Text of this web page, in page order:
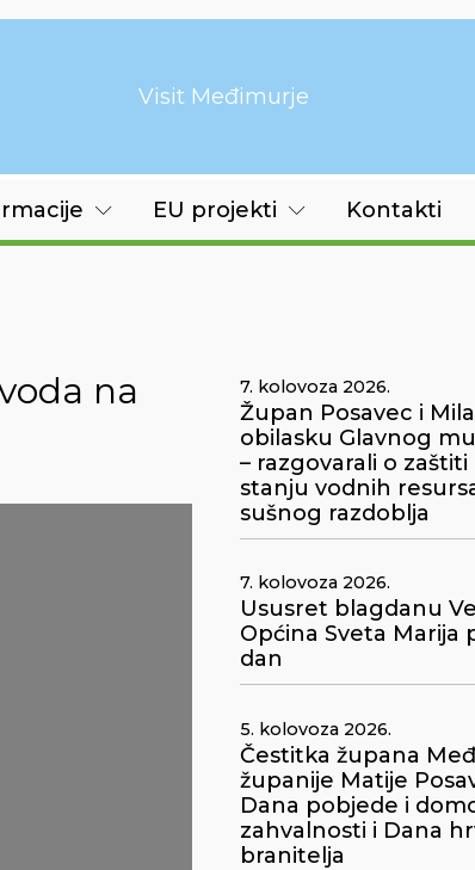
Visit Međimurje
EU projekti Kontakti
na
7. kolovoza 2026.
Župan Posavec i
obilasku Glavnog
– razgovarali o
stanju vodnih
sušnog razdoblja
7. kolovoza 2026.
Ususret blagdanu
Općina Sveta Marija
dan
5. kolovoza 2026.
Čestitka župana
županije Matije
Dana pobjede i
zahvalnosti i Dana
branitelja